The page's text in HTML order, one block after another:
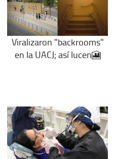
Viralizaron "backrooms"
en la UACJ; así lucen🎦